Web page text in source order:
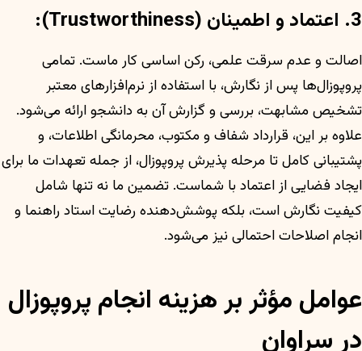
3. اعتماد و اطمینان (Trustworthiness):
اصالت و عدم سرقت علمی، رکن اساسی کار ماست. تمامی
پروپوزال‌ها پس از نگارش، با استفاده از نرم‌افزارهای معتبر
تشخیص مشابهت، بررسی و گزارش آن به دانشجو ارائه می‌شود.
علاوه بر این، قرارداد شفاف و مکتوب، محرمانگی اطلاعات، و
پشتیبانی کامل تا مرحله پذیرش پروپوزال، از جمله تعهدات ما برای
ایجاد فضایی از اعتماد با شماست. تضمین ما نه تنها شامل
کیفیت نگارش است، بلکه پوشش‌دهنده رضایت استاد راهنما و
انجام اصلاحات احتمالی نیز می‌شود.
عوامل مؤثر بر هزینه انجام پروپوزال
در سراوان